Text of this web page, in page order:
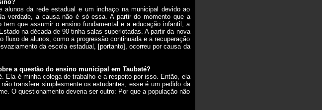
alunos da rede estadual e um inchaço na municipal devido ao
verdade, a causa não é só essa. A partir do momento que a
que assumir o ensino fundamental e a educação infantil, a
na década de 90 tinha salas superlotadas. A partir da nova
de alunos, como a progressão continuada e a recuperação
da escola estadual, [portanto], ocorreu por causa da
a questão do ensino municipal em Taubaté?
Ela é minha colega de trabalho e a respeito por isso. Então, ela
transfere simplesmente os estudantes, esse é um pedido da
O questionamento deveria ser outro: Por que a população não